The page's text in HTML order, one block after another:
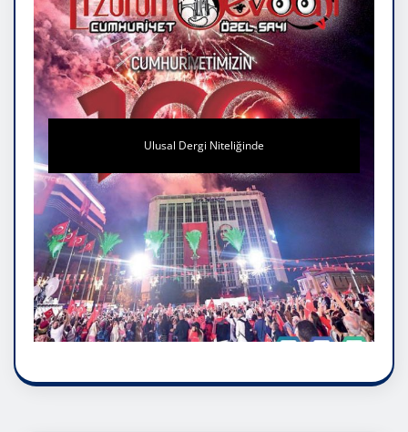
Ulusal Dergi Niteliğinde